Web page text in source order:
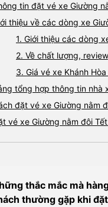
tin đặt vé xe Giường
thiệu về các dòng xe
1. Giới thiệu các dòng
2. Về chất lượng,
3. Giá vé xe Khánh
tổng hợp thông tin nhà
đặt vé xe Giường nằm
vé xe Giường nằm đôi
thắc mắc mà
thường gặp khi đặt